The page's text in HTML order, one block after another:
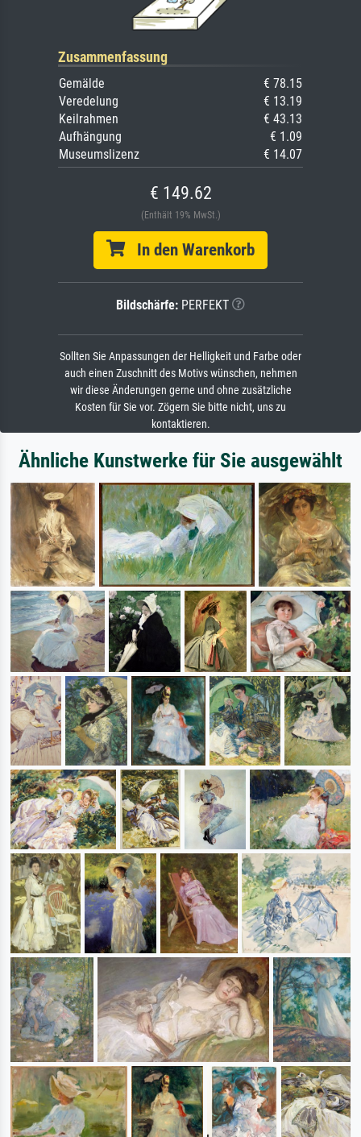
Zusammenfassung
Gemälde
€ 78.15
Veredelung
€ 13.19
Keilrahmen
€ 43.13
Aufhängung
€ 1.09
Museumslizenz
€ 14.07
€ 149.62
(Enthält 19% MwSt.)
In den Warenkorb
Bildschärfe: PERFEKT
Sollten Sie Anpassungen der Helligkeit und Farbe oder
auch einen Zuschnitt des Motivs wünschen, nehmen
wir diese Änderungen gerne und ohne zusätzliche
Kosten für Sie vor. Zögern Sie bitte nicht, uns zu
kontaktieren.
Ähnliche Kunstwerke für Sie ausgewählt